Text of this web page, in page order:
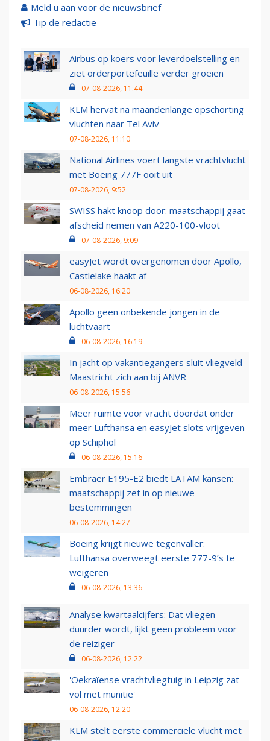
Meld u aan voor de nieuwsbrief
Tip de redactie
Airbus op koers voor leverdoelstelling en
ziet orderportefeuille verder groeien
07-08-2026, 11:44
KLM hervat na maandenlange opschorting
vluchten naar Tel Aviv
07-08-2026, 11:10
National Airlines voert langste vrachtvlucht
met Boeing 777F ooit uit
07-08-2026, 9:52
SWISS hakt knoop door: maatschappij gaat
afscheid nemen van A220-100-vloot
07-08-2026, 9:09
easyJet wordt overgenomen door Apollo,
Castlelake haakt af
06-08-2026, 16:20
Apollo geen onbekende jongen in de
luchtvaart
06-08-2026, 16:19
In jacht op vakantiegangers sluit vliegveld
Maastricht zich aan bij ANVR
06-08-2026, 15:56
Meer ruimte voor vracht doordat onder
meer Lufthansa en easyJet slots vrijgeven
op Schiphol
06-08-2026, 15:16
Embraer E195-E2 biedt LATAM kansen:
maatschappij zet in op nieuwe
bestemmingen
06-08-2026, 14:27
Boeing krijgt nieuwe tegenvaller:
Lufthansa overweegt eerste 777-9’s te
weigeren
06-08-2026, 13:36
Analyse kwartaalcijfers: Dat vliegen
duurder wordt, lijkt geen probleem voor
de reiziger
06-08-2026, 12:22
'Oekraïense vrachtvliegtuig in Leipzig zat
vol met munitie'
06-08-2026, 12:20
KLM stelt eerste commerciële vlucht met